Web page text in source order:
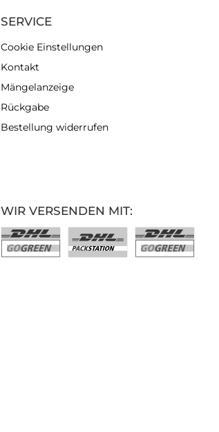
SERVICE
Cookie Einstellungen
Kontakt
Mängelanzeige
Rückgabe
Bestellung widerrufen
WIR VERSENDEN MIT: